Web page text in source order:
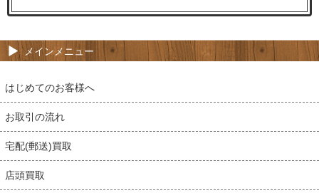
メインメニュー
はじめてのお客様へ
お取引の流れ
宅配(郵送)買取
店頭買取